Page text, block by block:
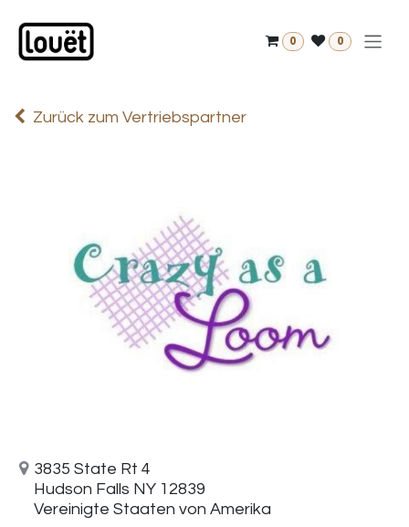
0 0
Zurück zum Vertriebspartner
3835 State Rt 4
Hudson Falls NY 12839
Vereinigte Staaten von Amerika